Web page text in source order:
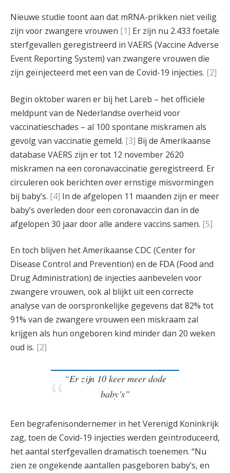
Nieuwe studie toont aan dat mRNA-prikken niet veilig
zijn voor zwangere vrouwen [1] Er zijn nu 2.433 foetale
sterfgevallen geregistreerd in VAERS (Vaccine Adverse
Event Reporting System) van zwangere vrouwen die
zijn geïnjecteerd met een van de Covid-19 injecties. [2]
Begin oktober waren er bij het Lareb – het officiële
meldpunt van de Nederlandse overheid voor
vaccinatieschades – al 100 spontane miskramen als
gevolg van vaccinatie gemeld. [3] Bij de Amerikaanse
database VAERS zijn er tot 12 november 2620
miskramen na een coronavaccinatie geregistreerd. Er
circuleren ook berichten over ernstige misvormingen
bij baby’s. [4] In de afgelopen 11 maanden zijn er meer
baby’s overleden door een coronavaccin dan in de
afgelopen 30 jaar door alle andere vaccins samen. [5]
En toch blijven het Amerikaanse CDC (Center for
Disease Control and Prevention) en de FDA (Food and
Drug Administration) de injecties aanbevelen voor
zwangere vrouwen, ook al blijkt uit een correcte
analyse van de oorspronkelijke gegevens dat 82% tot
91% van de zwangere vrouwen een miskraam zal
krijgen als hun ongeboren kind minder dan 20 weken
oud is. [2]
“Er zijn 10 keer meer dode
baby’s”
Een begrafenisondernemer in het Verenigd Koninkrijk
zag, toen de Covid-19 injecties werden geïntroduceerd,
het aantal sterfgevallen dramatisch toenemen. “Nu
zien ze ongekende aantallen pasgeboren baby’s, en